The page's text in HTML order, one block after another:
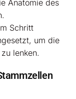
Anatomie des
Schritt
um die
lenken.